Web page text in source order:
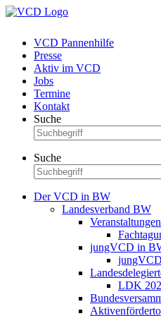
VCD Pannenhilfe
Presse
Aktiv im VCD
Jobs
Termine
Kontakt
Suche
Suche
Der VCD in BW
Landesverband BW
Veranstaltungen
jungVCD in
LDK